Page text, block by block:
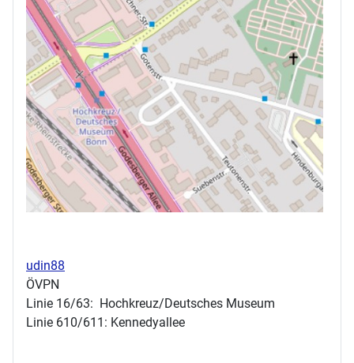
udin88
ÖVPN
Linie 16/63: Hochkreuz/Deutsches Museum
Linie 610/611: Kennedyallee